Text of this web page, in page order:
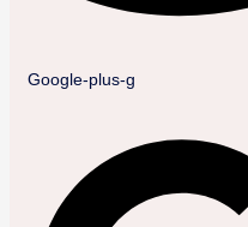
Google-plus-g